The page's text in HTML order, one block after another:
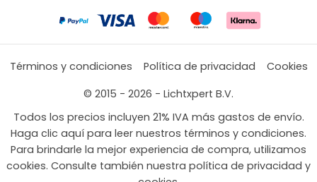
Términos y condiciones Política de privacidad
Cookies
© 2015 - 2026 - Lichtxpert B.V.
Todos los precios incluyen 21% IVA más gastos de envío.
Haga clic aquí para leer nuestros términos y condiciones.
Para brindarle la mejor experiencia de compra, utilizamos
cookies. Consulte también nuestra política de privacidad y